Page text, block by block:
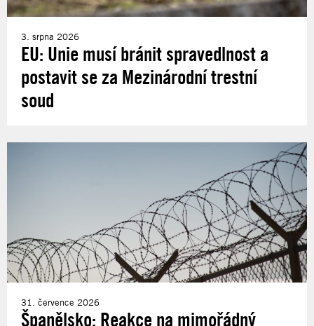
3. srpna 2026
EU: Unie musí bránit spravedlnost a
postavit se za Mezinárodní trestní
soud
31. července 2026
Španělsko: Reakce na mimořádný